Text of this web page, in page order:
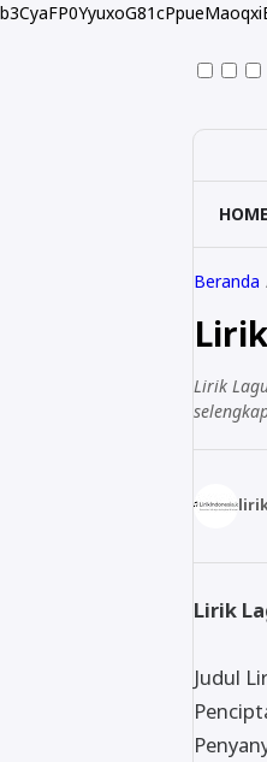
HOME
Beranda
Lirik
Lirik
Judul